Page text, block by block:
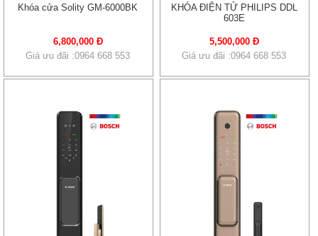
Khóa cửa Solity GM-6000BK
6,800,000 Đ
Giá ưu đãi :0964 668 553
KHÓA ĐIỆN TỬ PHILIPS DDL
603E
5,500,000 Đ
Giá ưu đãi :0964 668 553